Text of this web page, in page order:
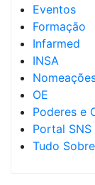
Eventos
Formação
Infarmed
INSA
OE
Poderes e
Portal SNS
Tudo